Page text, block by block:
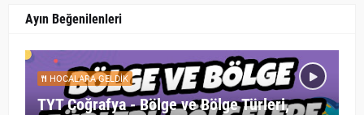
Ayın Beğenilenleri
HOCALARA GELDIK
TYT Coğrafya - Bölge ve Bölge Türleri,